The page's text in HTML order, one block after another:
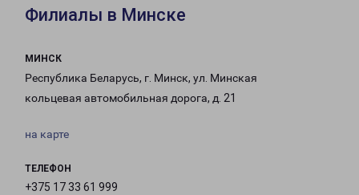
Филиалы в Минске
МИНСК
Республика Беларусь, г. Минск, ул. Минская
кольцевая автомобильная дорога, д. 21
на карте
ТЕЛЕФОН
+375 17 33 61 999